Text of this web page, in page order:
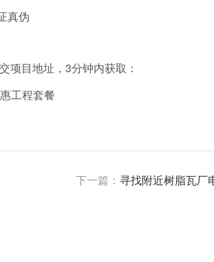
真伪
项目地址，3分钟内获取：
工程套餐
下一篇： 寻找附近树脂瓦厂